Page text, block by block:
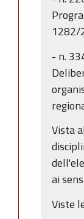
1282/
- n.
Vista
ai
Viste